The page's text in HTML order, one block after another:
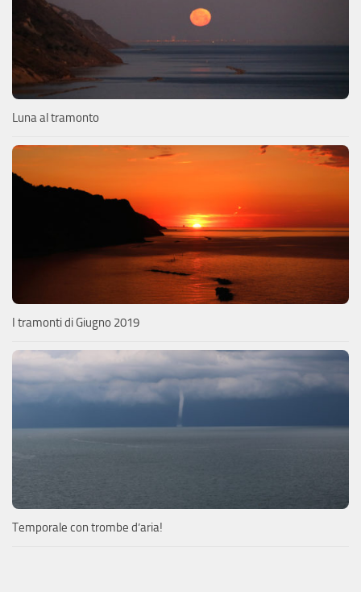
Luna al tramonto
I tramonti di Giugno 2019
Temporale con trombe d’aria!